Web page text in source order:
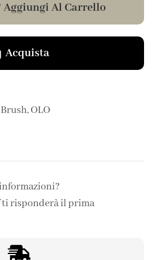
Aggiungi Al Carrello
Acquista
,OLO
risponderà il prima